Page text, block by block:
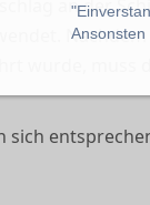
Ansonsten
an der
wurde, muss
sich